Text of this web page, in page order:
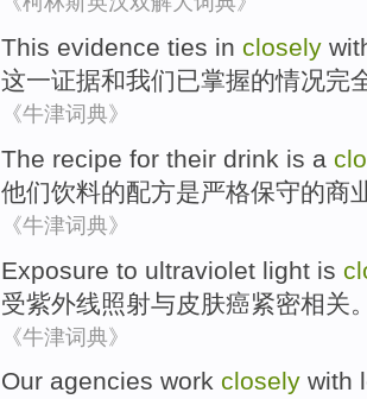
This evidence ties in closely
这一证据和我们已掌握的情况完
《牛津词典》
The recipe for their drink is a
他们饮料的配方是严格保守的商
《牛津词典》
Exposure to ultraviolet light is
受紫外线照射与皮肤癌紧密相关
《牛津词典》
Our agencies work closely with